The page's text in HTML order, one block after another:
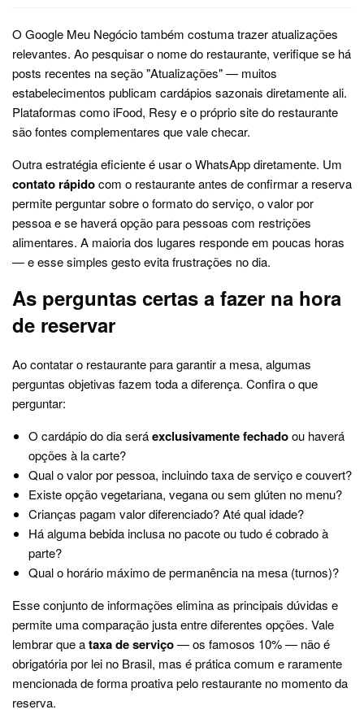
O Google Meu Negócio também costuma trazer atualizações
relevantes. Ao pesquisar o nome do restaurante, verifique se há
posts recentes na seção "Atualizações" — muitos
estabelecimentos publicam cardápios sazonais diretamente ali.
Plataformas como iFood, Resy e o próprio site do restaurante
são fontes complementares que vale checar.
Outra estratégia eficiente é usar o WhatsApp diretamente. Um
contato rápidocom o restaurante antes de confirmar a reserva
permite perguntar sobre o formato do serviço, o valor por
pessoa e se haverá opção para pessoas com restrições
alimentares. A maioria dos lugares responde em poucas horas
— e esse simples gesto evita frustrações no dia.
As perguntas certas a fazer na hora
de reservar
Ao contatar o restaurante para garantir a mesa, algumas
perguntas objetivas fazem toda a diferença. Confira o que
perguntar:
O cardápio do dia seráexclusivamente fechadoou haverá
opções à la carte?
Qual o valor por pessoa, incluindo taxa de serviço e couvert?
Existe opção vegetariana, vegana ou sem glúten no menu?
Crianças pagam valor diferenciado? Até qual idade?
Há alguma bebida inclusa no pacote ou tudo é cobrado à
parte?
Qual o horário máximo de permanência na mesa (turnos)?
Esse conjunto de informações elimina as principais dúvidas e
permite uma comparação justa entre diferentes opções. Vale
lembrar que ataxa de serviço— os famosos 10% — não é
obrigatória por lei no Brasil, mas é prática comum e raramente
mencionada de forma proativa pelo restaurante no momento da
reserva.